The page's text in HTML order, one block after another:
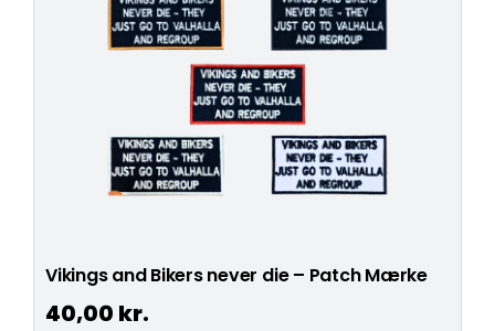
Vikings and Bikers never die – Patch Mærke
40,00 kr.